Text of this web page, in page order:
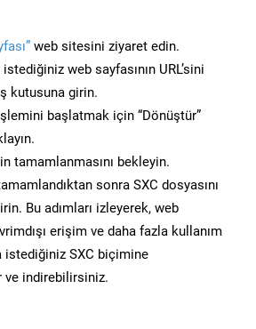
web sitesini ziyaret edin.
web sayfasının URL’sini
kutusuna girin.
başlatmak için “Dönüştür”
tamamlanmasını bekleyin.
sonra SXC dosyasını
Bu adımları izleyerek, web
erişim ve daha fazla kullanım
istediğiniz SXC biçimine
ve indirebilirsiniz.